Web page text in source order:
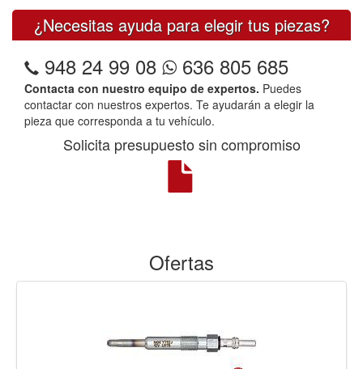
¿Necesitas ayuda para elegir tus piezas?
948 24 99 08 636 805 685
Contacta con nuestro equipo de expertos. Puedes
contactar con nuestros expertos. Te ayudarán a elegir la
pieza que corresponda a tu vehículo.
Solicita presupuesto sin compromiso
Ofertas